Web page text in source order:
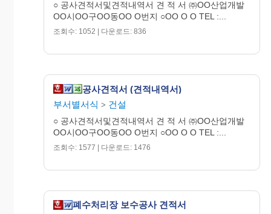
○ 공사견적서및견적내역서 견 적 서 ㈜OO산업개발
OO시OO구OO동OO O번지 ○OO O O TEL :...
조회수: 1052 | 다운로드: 836
공사견적서 (견적내역서)
부서별서식 > 건설
○ 공사견적서및견적내역서 견 적 서 ㈜OO산업개발
OO시OO구OO동OO O번지 ○OO O O TEL :...
조회수: 1577 | 다운로드: 1476
폐수처리장 보수공사 견적서